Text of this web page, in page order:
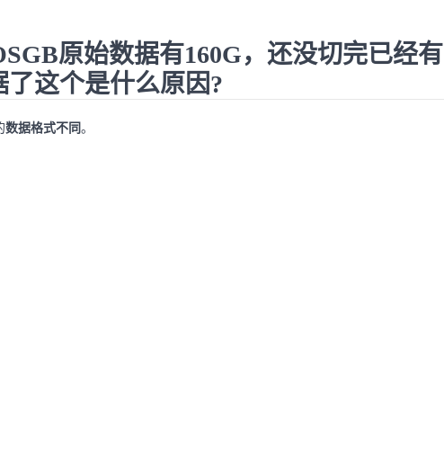
原始数据有160G，还没切完已经有
了这个是什么原因?
数据格式不同。